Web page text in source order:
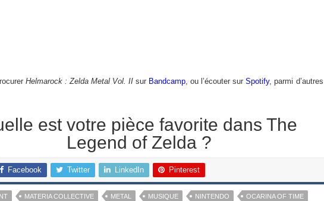
Helmarock : Zelda Metal Vol. II sur Bandcamp, ou l’écouter surSpotify, parmi d’autres
est votre pièce favorite dans The
Legend of Zelda ?
Facebook Twitter LinkedIn Pinterest
MATERIA COLLECTIVE METAL MUSIQUE NINTENDO
OCARINA OF TIME